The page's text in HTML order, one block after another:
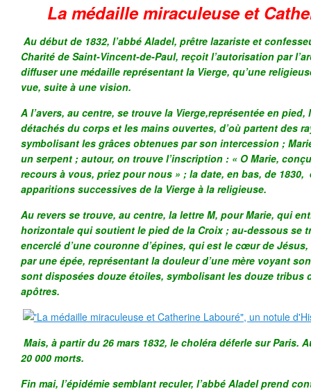
La médaille miraculeuse et
Au début de 1832, l’abbé Aladel, prêtre lazariste et
Charité de Saint-Vincent-de-Paul, reçoit l’autorisation par
diffuser une médaille représentant la Vierge, qu’une
vue, suite à une vision.
A l’avers, au centre, se trouve la Vierge,représentée en pied,
détachés du corps et les mains ouvertes, d’où partent des
symbolisant les grâces obtenues par son intercession ;
un serpent ; autour, on trouve l’inscription : « O Marie,
recours à vous, priez pour nous » ; la date, en bas, de 1830,
apparitions successives de la Vierge à la religieuse.
Au revers se trouve, au centre, la lettre M, pour Marie, qui
horizontale qui soutient le pied de la Croix ; au-dessous se
encerclé d’une couronne d’épines, qui est le cœur de
par une épée, représentant la douleur d’une mère voyant
sont disposées douze étoiles, symbolisant les douze tribus
apôtres.
Mais, à partir du 26 mars 1832, le choléra déferle sur Paris.
20 000 morts.
Fin mai, l’épidémie semblant reculer, l’abbé Aladel prend